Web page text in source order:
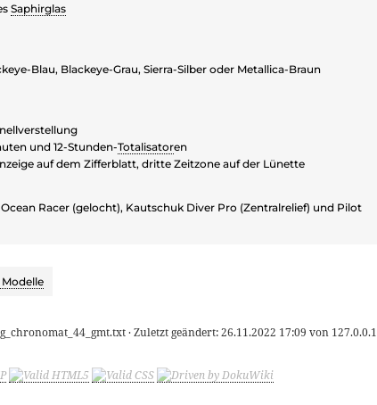
Saphirglas
Blau, Blackeye-Grau, Sierra-Silber oder Metallica-Braun
und 12-Stunden-Totalisatoren
auf dem Zifferblatt, dritte Zeitzone auf der Lünette
Racer (gelocht), Kautschuk Diver Pro (Zentralrelief) und Pilot
· Zuletzt geändert:26.11.2022 17:09 von 127.0.0.1